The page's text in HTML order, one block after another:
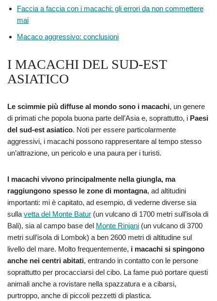
Faccia a faccia con i macachi: gli errori da non commettere
mai
Macaco aggressivo: conclusioni
I MACACHI DEL SUD-EST
ASIATICO
Le scimmie più diffuse al mondo sono i macachi, un genere
di primati che popola buona parte dell’Asia e, soprattutto, i Paesi
del sud-est asiatico. Noti per essere particolarmente
aggressivi, i macachi possono rappresentare al tempo stesso
un’attrazione, un pericolo e una paura per i turisti.
I macachi vivono principalmente nella giungla, ma
raggiungono spesso le zone di montagna, ad altitudini
importanti: mi è capitato, ad esempio, di vederne diverse sia
sulla vetta del Monte Batur (un vulcano di 1700 metri sull’isola di
Bali), sia al campo base del Monte Rinjani (un vulcano di 3700
metri sull’isola di Lombok) a ben 2600 metri di altitudine sul
livello del mare. Molto frequentemente, i macachi si spingono
anche nei centri abitati, entrando in contatto con le persone
soprattutto per procacciarsi del cibo. La fame può portare questi
animali anche a rovistare nella spazzatura e a cibarsi,
purtroppo, anche di piccoli pezzetti di plastica.